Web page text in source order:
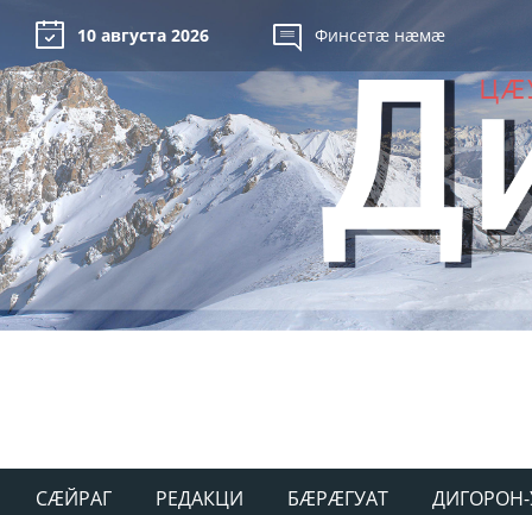
10 августа 2026 Финсетæ нæмæ
СÆЙРАГ РЕДАКЦИ БÆРÆГУАТ ДИГОРОН-